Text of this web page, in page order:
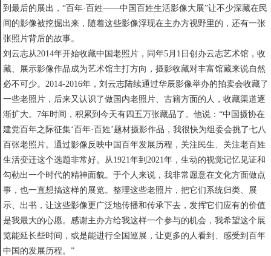
到最后的展出，“百年·百姓——中国百姓生活影像大展”让不少深藏在民
间的影像被挖掘出来，随着这些影像浮现在主办方视野里的，还有一张
张照片背后的故事。
刘云志从2014年开始收藏中国老照片，同年5月1日创办云志艺术馆，收
藏、展示影像作品成为艺术馆主打方向，摄影收藏对丰富馆藏来说自然
必不可少。2014-2016年，刘云志陆续通过华辰影像举办的拍卖会收藏了
一些老照片，后来又认识了做国内老照片、古籍方面的人，收藏渠道逐
渐扩大。7年时间，积累到今天有四五万张藏品了。他说：“中国摄协在
建党百年之际征集‘百年·百姓’题材摄影作品，我很快为组委会挑了七八
百张老照片。通过影像反映中国百年发展历程，关注民生、关注老百姓
生活变迁这个选题非常好。从1921年到2021年，生动的视觉记忆见证和
勾勒出一个时代的精神面貌。于个人来说，我非常愿意在文化方面做点
事，也一直想搞这样的展览。整理这些老照片，把它们系统归类、展
示、出书，让这些影像更广泛地传播和传承下去，发挥它们应有的价值
是我最大的心愿。感谢主办方给我这样一个参与的机会，我希望这个展
览能延长些时间，或是能进行全国巡展，让更多的人看到、感受到百年
中国的发展历程。”